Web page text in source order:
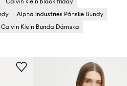
Alpha Industries Pánske Bundy
Calvin Klein Bunda Dámska